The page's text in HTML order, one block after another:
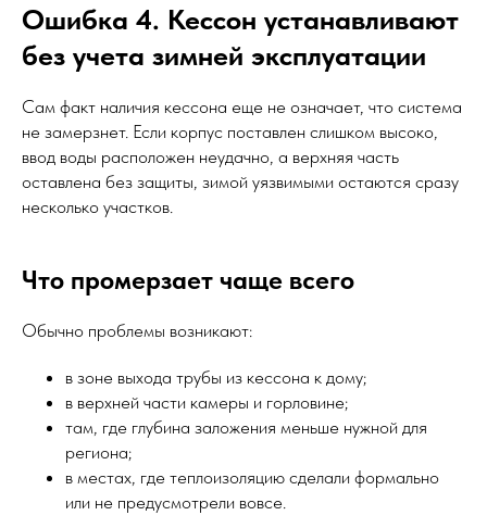
Ошибка 4. Кессон устанавливают
без учета зимней эксплуатации
Сам факт наличия кессона еще не означает, что система
не замерзнет. Если корпус поставлен слишком высоко,
ввод воды расположен неудачно, а верхняя часть
оставлена без защиты, зимой уязвимыми остаются сразу
несколько участков.
Что промерзает чаще всего
Обычно проблемы возникают:
в зоне выхода трубы из кессона к дому;
в верхней части камеры и горловине;
там, где глубина заложения меньше нужной для
региона;
в местах, где теплоизоляцию сделали формально
или не предусмотрели вовсе.